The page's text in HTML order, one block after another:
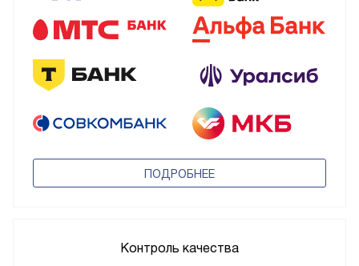
ПОДРОБНЕЕ
Контроль качества